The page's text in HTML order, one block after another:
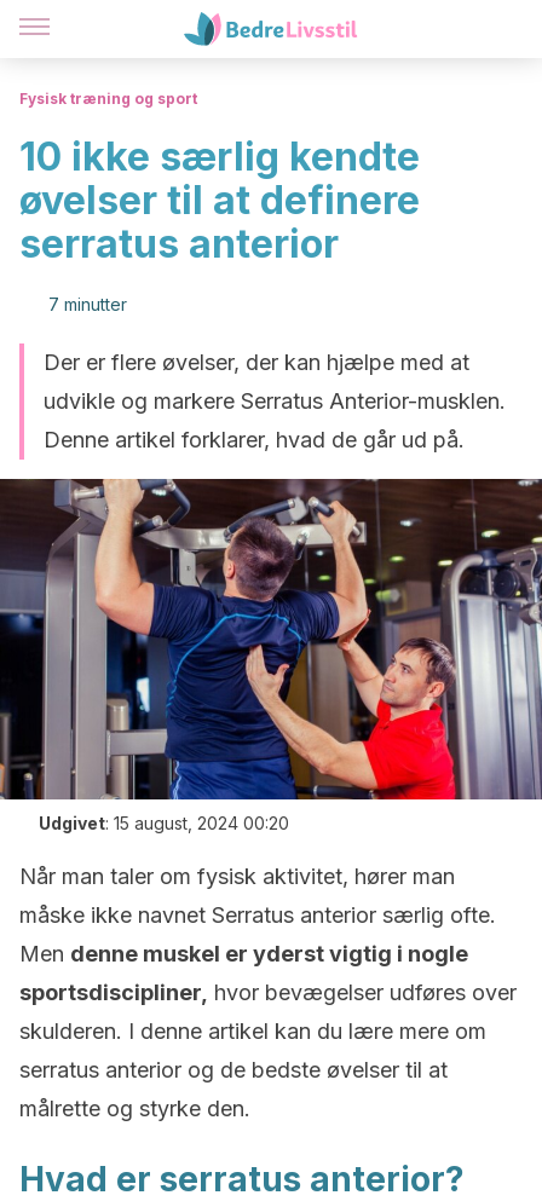
Fysisk træning og sport
10 ikke særlig kendte
øvelser til at definere
serratus anterior
7 minutter
Der er flere øvelser, der kan hjælpe med at
udvikle og markere Serratus Anterior-musklen.
Denne artikel forklarer, hvad de går ud på.
Udgivet: 15 august, 2024 00:20
Når man taler om fysisk aktivitet, hører man
måske ikke navnet Serratus anterior særlig ofte.
Men denne muskel er yderst vigtig i nogle
sportsdiscipliner, hvor bevægelser udføres over
skulderen. I denne artikel kan du lære mere om
serratus anterior og de bedste øvelser til at
målrette og styrke den.
Hvad er serratus anterior?